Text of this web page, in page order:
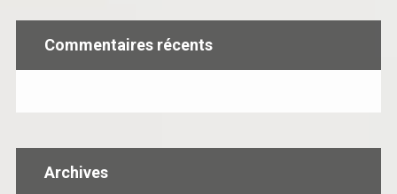
Commentaires récents
Archives